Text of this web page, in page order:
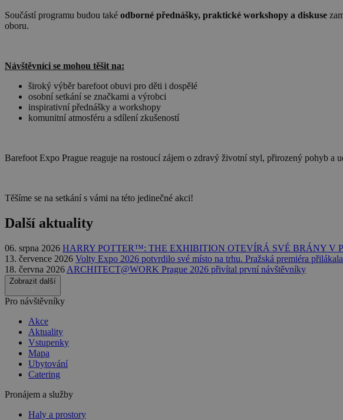
Součástí programu budou také odborné přednášky, praktické workshopy a diskuse
oboru.
Návštěvníci se mohou těšit na:
široký výběr barefoot obuvi pro děti i dospělé
osobní setkání se značkami a výrobci
inspirativní přednášky a workshopy
komunitní atmosféru a sdílení zkušeností
Barefoot Expo Prague reaguje na rostoucí zájem o zdravý životní styl, přirozený pohyb
Těšíme se na setkání s vámi na této jedinečné akci!
Další aktuality
06. srpna 2026 HARRY POTTER™: THE EXHIBITION OTEVÍRÁ SVÉ BRÁNY V
13. července 2026 Volty Expo 2026 potvrdilo své místo na trhu. Pražská premiéra
18. června 2026 ARCHITECT@WORK Prague 2026 přivítal první návštěvníky
Zobrazit další
Pro návštěvníky
Akce
Aktuality
Vstupenky
Mapa
Ubytování
Catering
Pronájem a služby
Haly a prostory